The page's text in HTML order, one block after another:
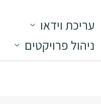
עריכת וידאו
ניהול פרויקטים